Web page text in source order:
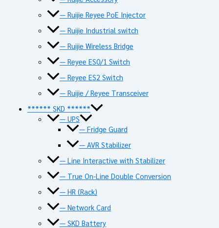
— Ruijie Reyee PoE Injector
— Ruijie Industrial switch
— Ruijie Wireless Bridge
— Reyee ES0/1 Switch
— Reyee ES2 Switch
— Ruijie / Reyee Transceiver
****** SKD ******
— UPS
— Fridge Guard
— AVR Stabilizer
— Line Interactive with Stabilizer
— True On-Line Double Conversion
— HR (Rack)
— Network Card
— SKD Battery